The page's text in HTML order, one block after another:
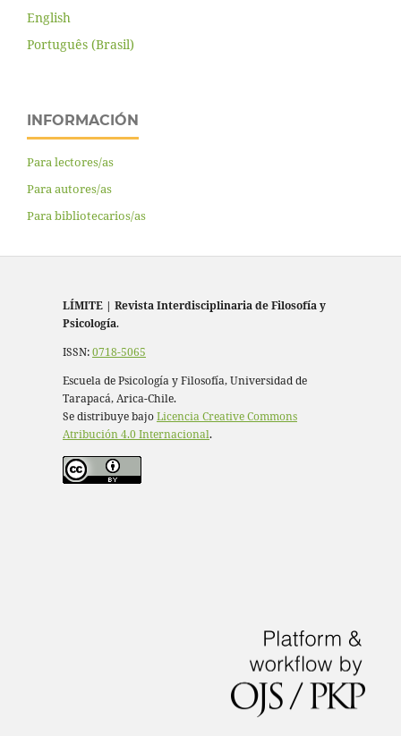
English
Português (Brasil)
INFORMACIÓN
Para lectores/as
Para autores/as
Para bibliotecarios/as
LÍMITE | Revista Interdisciplinaria de Filosofía y
Psicología.
ISSN:0718-5065
Escuela de Psicología y Filosofía, Universidad de
Tarapacá, Arica-Chile.
Se distribuye bajoLicencia Creative Commons
Atribución 4.0 Internacional.